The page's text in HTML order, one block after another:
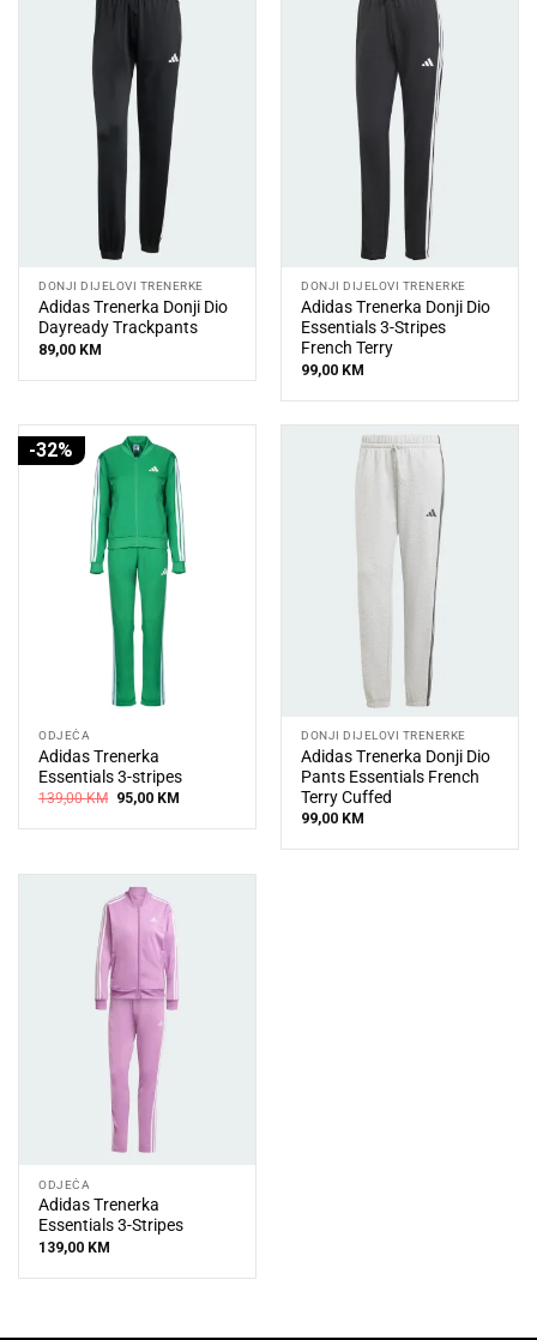
DONJI DIJELOVI TRENERKE
Adidas Trenerka Donji Dio
Dayready Trackpants
89,00 KM
DONJI DIJELOVI TRENERKE
Adidas Trenerka Donji Dio
Essentials 3-Stripes
French Terry
99,00 KM
-32%
ODJEĆA
Adidas Trenerka
Essentials 3-stripes
139,00KM Original
was:
95,00 KMCurrent
is:
DONJI DIJELOVI TRENERKE
Adidas Trenerka Donji Dio
Pants Essentials French
Terry Cuffed
99,00 KM
ODJEĆA
Adidas Trenerka
Essentials 3-Stripes
139,00 KM